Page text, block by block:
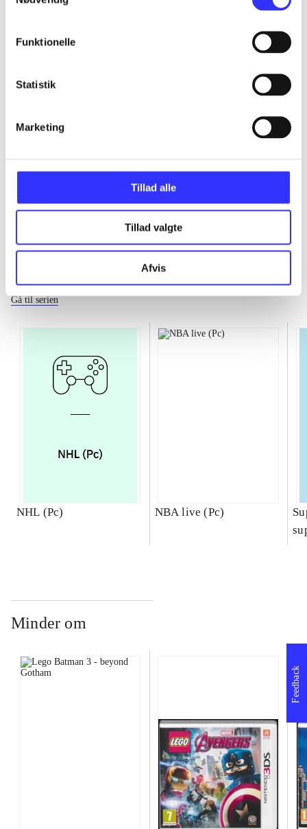
Funktionelle
Statistik
Marketing
Tillad alle
Tillad valgte
Afvis
...
...
...
Gå til serien
NHL (Pc) NBA live (Pc)
Minder om
Feedback